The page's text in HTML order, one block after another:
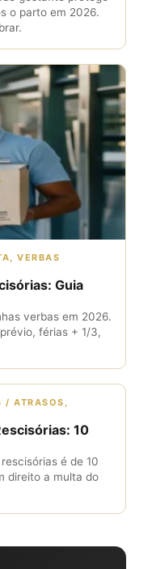
o parto em 2026.
VERBAS
Guia
verbas em 2026.
férias + 1/3,
ATRASOS,
10
é de 10
direito a multa do